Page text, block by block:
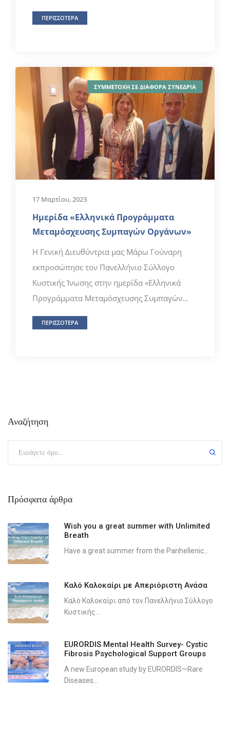
ΠΕΡΙΣΣΟΤΕΡΑ
ΣΥΜΜΕΤΟΧΗ ΣΕ ΔΙΑΦΟΡΑ ΣΥΝΕΔΡΙΑ
17 Μαρτίου, 2023
Ημερίδα «Ελληνικά Προγράμματα
Μεταμόσχευσης Συμπαγών Οργάνων»
H Γενική Διευθύντρια μας Μάρω Γούναρη
εκπροσώπησε τον Πανελλήνιο Σύλλογο
Κυστικής Ίνωσης στην ημερίδα «Ελληνικά
Προγράμματα Μεταμόσχευσης Συμπαγών...
ΠΕΡΙΣΣΟΤΕΡΑ
Αναζήτηση
Πρόσφατα άρθρα
Wish you a great summer with Unlimited
Breath
Have a great summer from the Panhellenic...
Καλό Καλοκαίρι με Απεριόριστη Ανάσα
Καλό Καλοκαίρι από τον Πανελλήνιο Σύλλογο
Κυστικής...
EURORDIS Mental Health Survey- Cystic
Fibrosis Psychological Support Groups
A new European study by EURORDIS—Rare
Diseases...